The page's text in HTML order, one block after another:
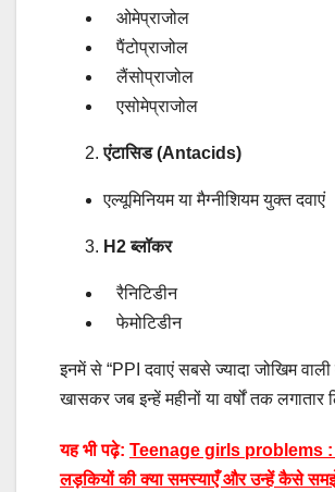
ओमेप्राजोल
पैंटोप्राजोल
लैंसोप्राजोल
एसोमेप्राजोल
एंटासिड (Antacids)
एल्यूमिनियम या मैग्नीशियम युक्त दवाएं
H2 ब्लॉकर
रैनिटिडीन
फेमोटिडीन
इनमें से “PPI दवाएं सबसे ज्यादा जोखिम वाली
खासकर जब इन्हें महीनों या वर्षों तक लगातार
यह भी पढ़े: Teenage girls problems :
लड़कियों की क्या समस्याएँ और उन्हें कैसे